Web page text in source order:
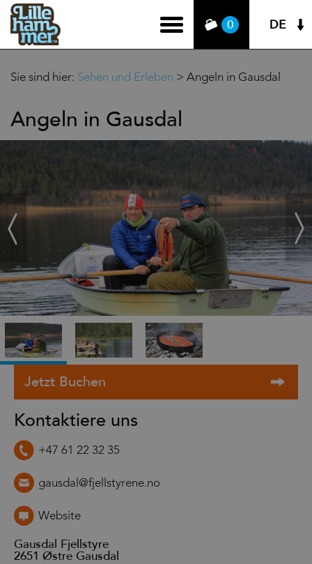
0 DE
Sie sind hier: Sehen und Erleben > Angeln in Gausdal
Angeln in Gausdal
Zurück
Kontaktiere uns
+47 61 22 32 35
gausdal@fjellstyrene.no
Website
Gausdal Fjellstyre
2651 Østre Gausdal